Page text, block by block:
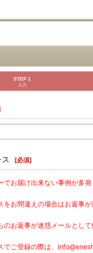
STEP 1
入力
[必須]
でお届け出来ない事例が多発
をお間違えの場合はお返事
のお返事が迷惑メールとし
でご登録の際は、